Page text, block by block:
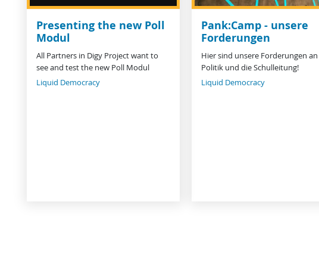
Presenting the new Poll
Modul
All Partners in Digy Project want to
see and test the new Poll Modul
Liquid Democracy
Pank:Camp - unsere
Forderungen
Hier sind unsere Forderungen
Politik und die Schulleitung!
Liquid Democracy